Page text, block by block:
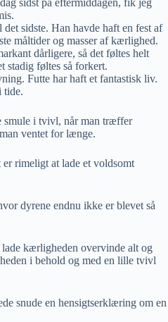
sidst på eftermiddagen, fik jeg
sidste. Han havde haft en fest af
måltider og masser af kærlighed.
dårligere, så det føltes helt
stadig føltes så forkert.
Futte har haft et fantastisk liv.
tide.
smule i tvivl, når man træffer
ventet for længe.
rimeligt at lade et voldsomt
dyrene endnu ikke er blevet så
kærligheden overvinde alt og
i behold og med en lille tvivl
snude en hensigtserklæring om en